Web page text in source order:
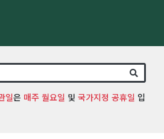
일은 매주 월요일 및 국가지정 공휴일 입